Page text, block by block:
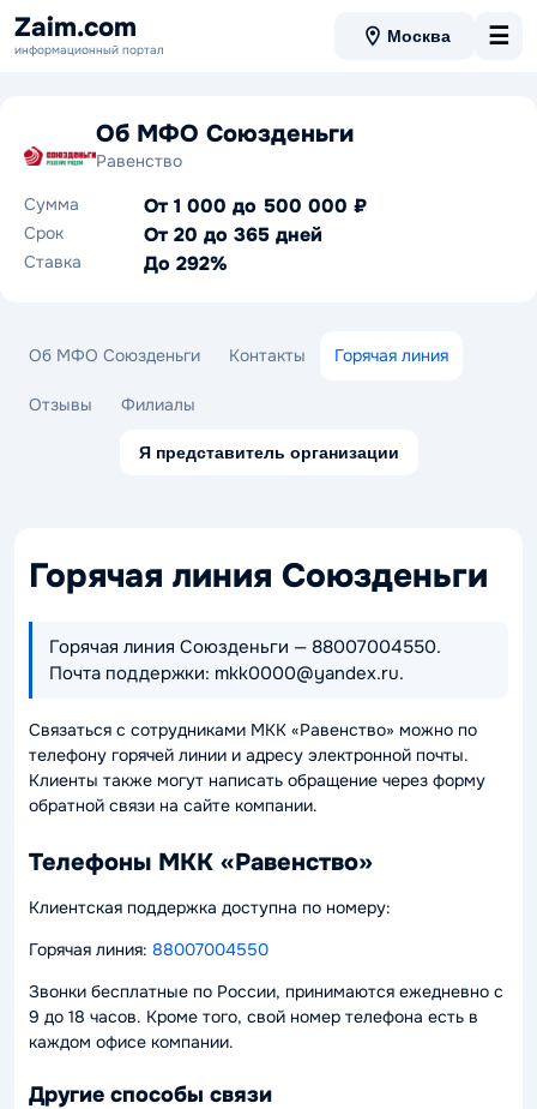
Zaim.com
информационный портал
Москва ☰
Об МФО Союзденьги
Равенство
Сумма
От 1 000 до 500 000 ₽
Срок От 20 до 365 дней
Ставка До 292%
Об МФО Союзденьги Контакты Горячая линия
Отзывы Филиалы
Я представитель организации
Горячая линия Союзденьги
Горячая линия Союзденьги — 88007004550.
Почта поддержки: mkk0000@yandex.ru.
Связаться с сотрудниками МКК «Равенство» можно по
телефону горячей линии и адресу электронной почты.
Клиенты также могут написать обращение через форму
обратной связи на сайте компании.
Телефоны МКК «Равенство»
Клиентская поддержка доступна по номеру:
Горячая линия: 88007004550
Звонки бесплатные по России, принимаются ежедневно с
9 до 18 часов. Кроме того, свой номер телефона есть в
каждом офисе компании.
Другие способы связи